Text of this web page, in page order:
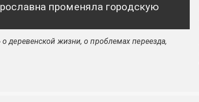
променяла городскую
деревенской жизни, о проблемах переезда,